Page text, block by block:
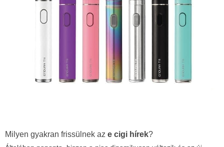
Milyen gyakran frissülnek az e cigi hírek?